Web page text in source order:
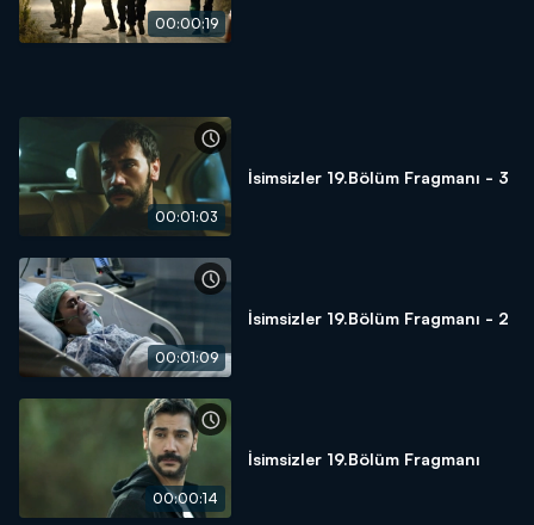
00:00:19
00:01:03
İsimsizler 19.Bölüm Fragmanı - 3
00:01:09
İsimsizler 19.Bölüm Fragmanı - 2
00:00:14
İsimsizler 19.Bölüm Fragmanı